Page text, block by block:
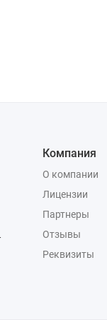
Компания
О компании
Лицензии
Партнеры
Отзывы
Реквизиты